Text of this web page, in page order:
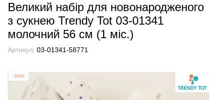
Великий набір для новонародженого
з сукнею Trendy Tot 03-01341
молочний 56 см (1 мiс.)
Артикул: 03-01341-58771
−50%